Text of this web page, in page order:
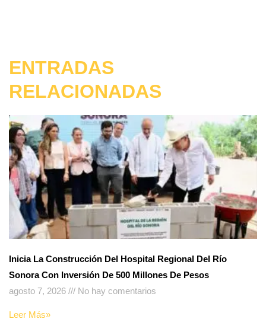
ENTRADAS
RELACIONADAS
Inicia La Construcción Del Hospital Regional Del Río
Sonora Con Inversión De 500 Millones De Pesos
agosto 7, 2026
No hay comentarios
Leer Más»